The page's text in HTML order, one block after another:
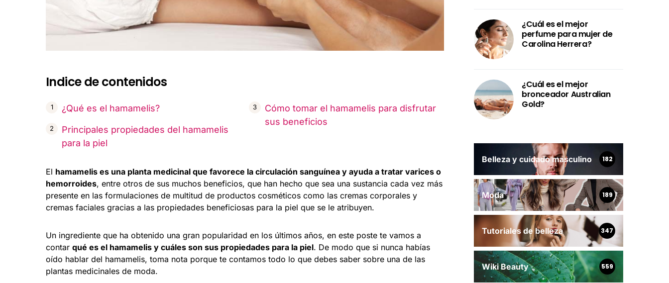
Indice de contenidos
¿Qué es el hamamelis?
Principales propiedades del hamamelis
para la piel
Cómo tomar el hamamelis para disfrutar
sus beneficios
El hamamelis es una planta medicinal que favorece la circulación sanguínea y ayuda a tratar varices o
hemorroides, entre otros de sus muchos beneficios, que han hecho que sea una sustancia cada vez más
presente en las formulaciones de multitud de productos cosméticos como las cremas corporales y
cremas faciales gracias a las propiedades beneficiosas para la piel que se le atribuyen.
Un ingrediente que ha obtenido una gran popularidad en los últimos años, en este poste te vamos a
contar qué es el hamamelis y cuáles son sus propiedades para la piel. De modo que si nunca habías
oído hablar del hamamelis, toma nota porque te contamos todo lo que debes saber sobre una de las
plantas medicinales de moda.
¿Cuál es el mejor
perfume para mujer de
Carolina Herrera?
¿Cuál es el mejor
bronceador Australian
Gold?
Belleza y cuidado masculino 182
Moda 189
Tutoriales de belleza 347
Wiki Beauty 559